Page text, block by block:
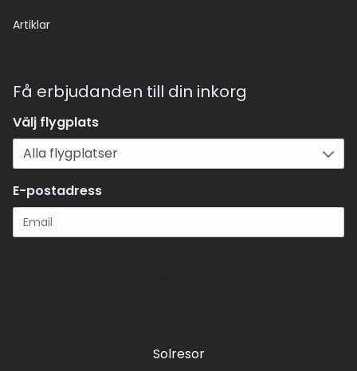
Artiklar
Få erbjudanden till din inkorg
Välj flygplats
E-postadress
Solresor